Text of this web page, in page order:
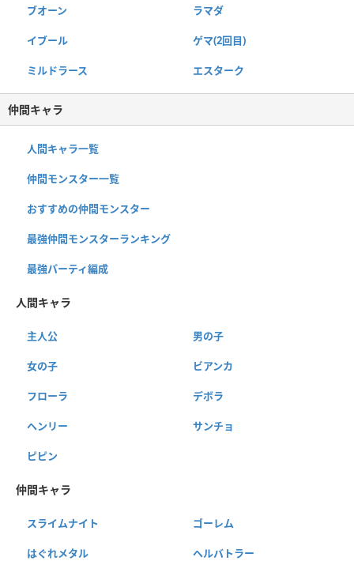
ブオーン ラマダ
イブール ゲマ(2回目)
ミルドラース エスターク
仲間キャラ
人間キャラ一覧
仲間モンスター一覧
おすすめの仲間モンスター
最強仲間モンスターランキング
最強パーティ編成
人間キャラ
主人公 男の子
女の子 ビアンカ
フローラ デボラ
ヘンリー サンチョ
ピピン
仲間キャラ
スライムナイト ゴーレム
はぐれメタル ヘルバトラー